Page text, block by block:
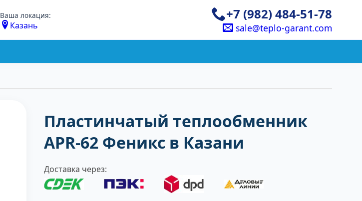
Ваша локация:
Казань
+7 (982) 484-51-78
sale@teplo-garant.com
Пластинчатый теплообменник
APR-62 Феникс в Казани
Доставка через: